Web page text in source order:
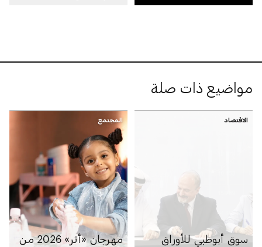
مواضيع ذات صلة
الاقتصاد
سوق أبوظبي للأوراق
المجتمع
مهرجان «أثر» 2026 من